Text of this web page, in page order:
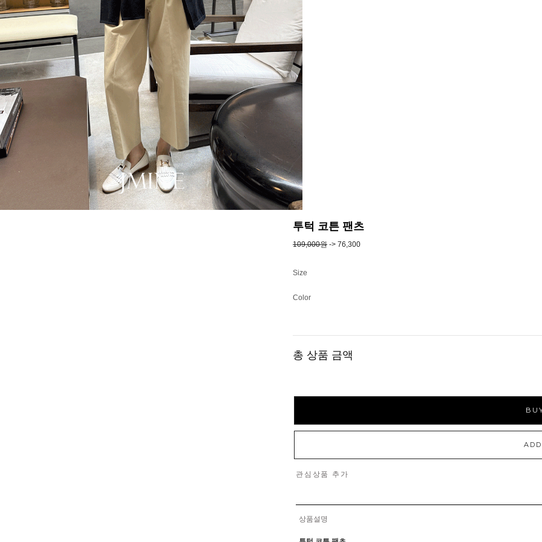
투턱 코튼 팬츠
109,000원 -> 76,300
Size
Color
총 상품 금액
관심상품 추가
상품설명